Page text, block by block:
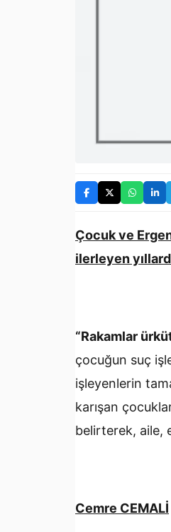
Çocuk ve
ilerleyen
“Rakamlar
çocuğun suç
işleyenlerin
karışan
belirterek, aile,
Cemre CEMALİ